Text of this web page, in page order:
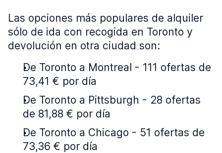
Las opciones más populares de alquiler
sólo de ida con recogida en Toronto y
devolución en otra ciudad son:
De Toronto a Montreal - 111 ofertas de
73,41 € por día
De Toronto a Pittsburgh - 28 ofertas
de 81,88 € por día
De Toronto a Chicago - 51 ofertas de
73,36 € por día